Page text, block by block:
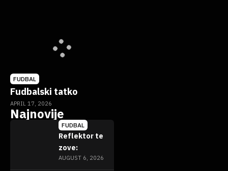
FUDBAL
Fudbalski tatko
APRIL 17, 2026
Najnovije
FUDBAL
Reflektor te
zove:
AUGUST 6, 2026